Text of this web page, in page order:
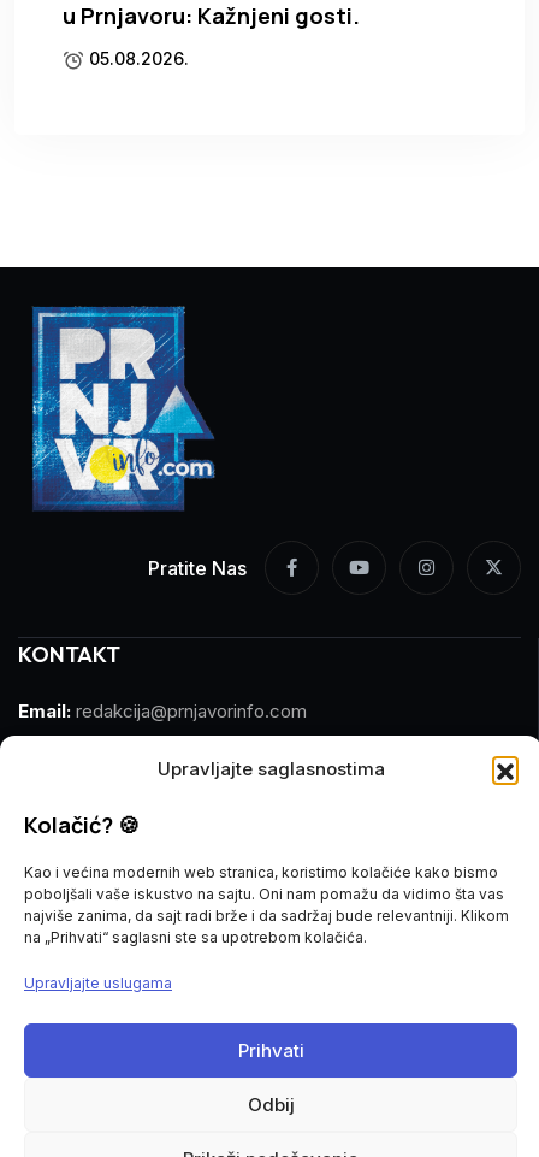
Upravljajte saglasnostima
Kolačić? 🍪
Kao i većina modernih web stranica, koristimo kolačiće kako bismo
poboljšali vaše iskustvo na sajtu. Oni nam pomažu da vidimo šta vas
najviše zanima, da sajt radi brže i da sadržaj bude relevantniji. Klikom
na „Prihvati“ saglasni ste sa upotrebom kolačića.
Upravljajte uslugama
Prihvati
Odbij
u Prnjavoru: Kažnjeni gosti.
05.08.2026.
Pratite Nas
KONTAKT
Email: redakcija@prnjavorinfo.com
MARKETING
Email: marketing@prnjavorinfo.com
Telefon:(+387)065 955 355
POŠALJI VIJEST
Imate vijest za nas? Javite nam se na
redakcija@prnjavorinfo.com